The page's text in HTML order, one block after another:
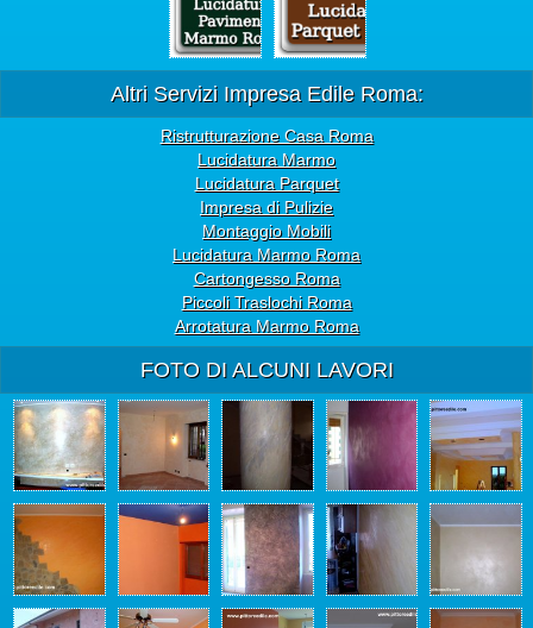
Altri Servizi Impresa Edile Roma:
Ristrutturazione Casa Roma
Lucidatura Marmo
Lucidatura Parquet
Impresa di Pulizie
Montaggio Mobili
Lucidatura Marmo Roma
Cartongesso Roma
Piccoli Traslochi Roma
Arrotatura Marmo Roma
FOTO DI ALCUNI LAVORI